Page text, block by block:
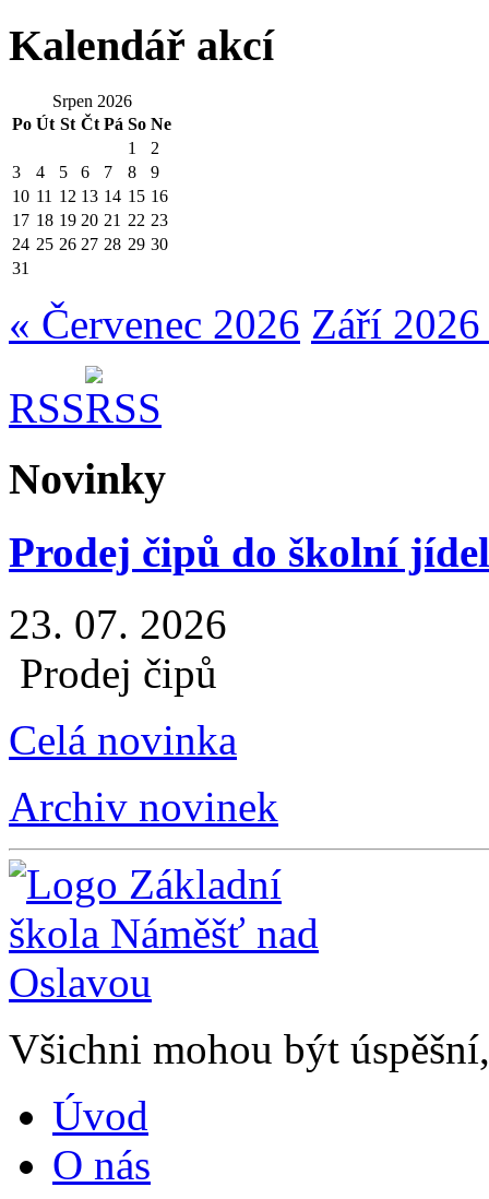
Kalendář akcí
Srpen 2026
Po Út St Čt Pá So Ne
1
2
3
4 5 6 7 8
9
10 11 12 13 14 15 16
17 18 19 20 21 22 23
24 25 26 27 28 29 30
31
« Červenec 2026 Září
RSS
Novinky
Prodej čipů do školní
23. 07. 2026
Prodej čipů
Celá novinka
Archiv novinek
Všichni mohou být
Úvod
O nás